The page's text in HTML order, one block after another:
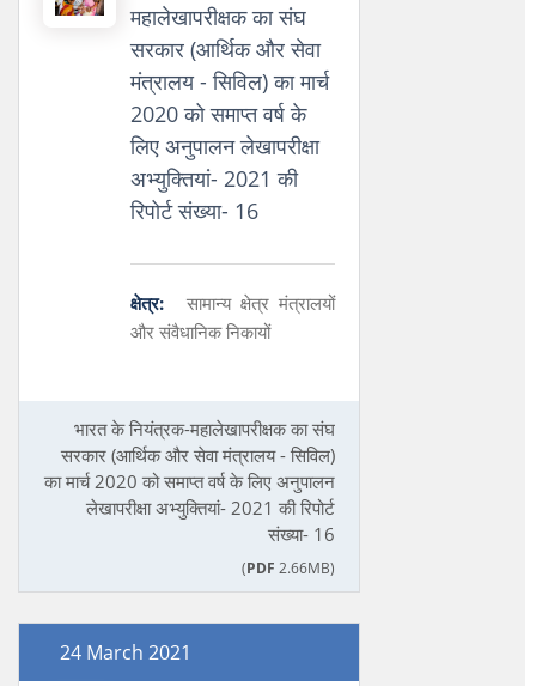
महालेखापरीक्षक का संघ
सरकार (आर्थिक और सेवा
मंत्रालय - सिविल) का मार्च
2020 को समाप्‍त वर्ष के
लिए अनुपालन लेखापरीक्षा
अभ्‍युक्‍तियां- 2021 की
रिपोर्ट संख्या- 16
क्षेत्र:
सामान्य क्षेत्र मंत्रालयों
और संवैधानिक निकायों
भारत के नियंत्रक-महालेखापरीक्षक का संघ
सरकार (आर्थिक और सेवा मंत्रालय - सिविल)
का मार्च 2020 को समाप्‍त वर्ष के लिए अनुपालन
लेखापरीक्षा अभ्‍युक्‍तियां- 2021 की रिपोर्ट
संख्या- 16
(PDF 2.66MB)
24 March 2021